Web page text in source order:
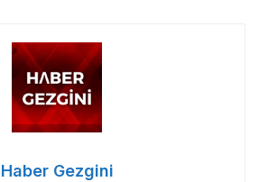
Haber Gezgini